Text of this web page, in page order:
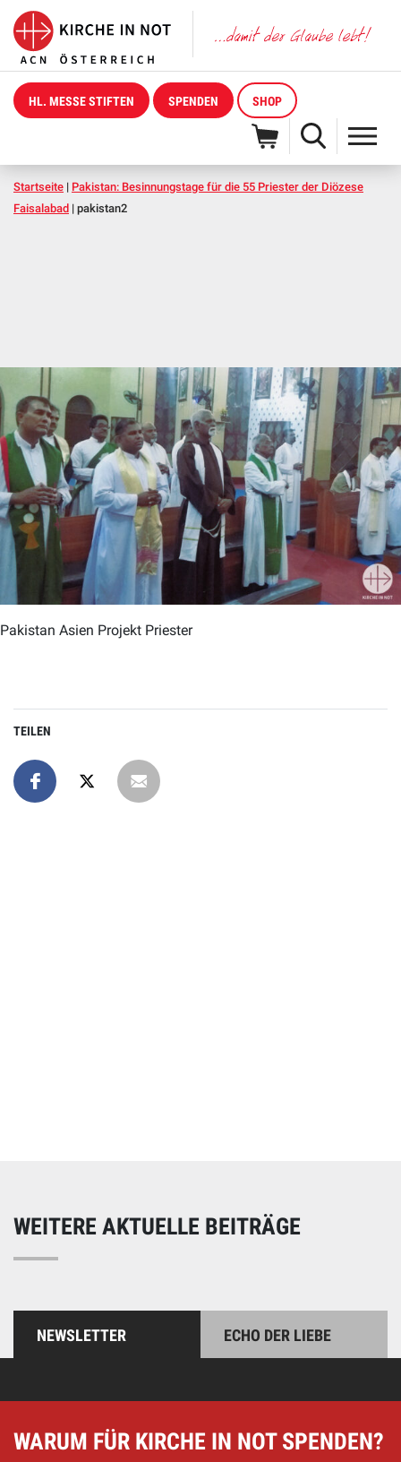
HL. MESSE STIFTEN SPENDEN SHOP
Startseite | Pakistan: Besinnungstage für die 55 Priester der Diözese
Faisalabad | pakistan2
Pakistan Asien Projekt Priester
TEILEN
WEITERE AKTUELLE BEITRÄGE
NEWSLETTER ECHO DER LIEBE
WARUM FÜR KIRCHE IN NOT SPENDEN?